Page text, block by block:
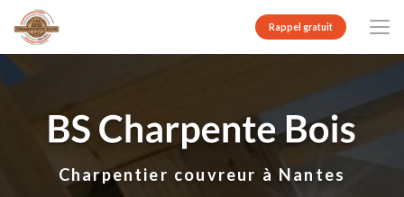
contenu
principal
Rappel gratuit
Charpentier couvreur à Nantes